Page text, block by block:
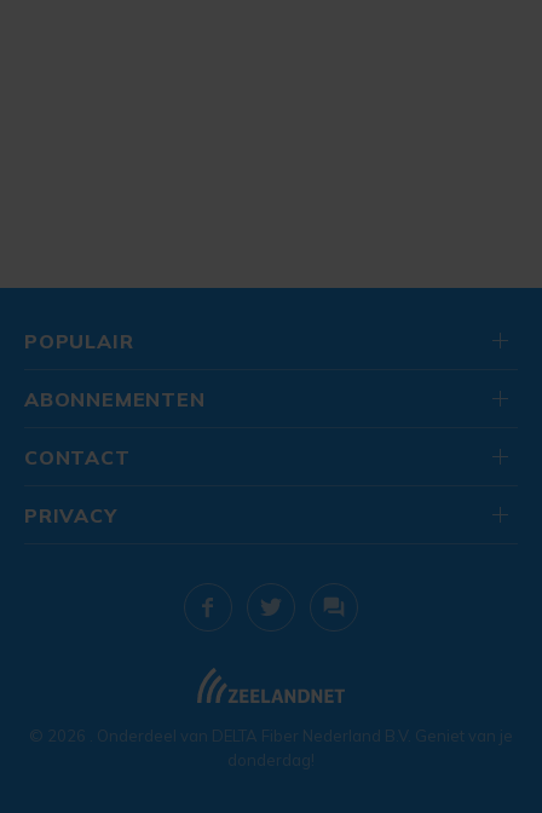
POPULAIR
ABONNEMENTEN
CONTACT
© 2026 . Onderdeel van DELTA Fiber Nederland B.V. Geniet van je
donderdag!
PRIVACY